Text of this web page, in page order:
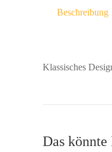
Beschreibung
Klassisches
Das